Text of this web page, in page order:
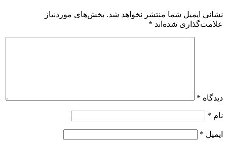
نشانی ایمیل شما منتشر نخواهد شد. بخش‌های موردنیاز
علامت‌گذاری شده‌اند *
دیدگاه *
نام *
ایمیل *